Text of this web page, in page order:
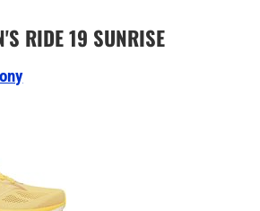
RIDE 19 SUNRISE